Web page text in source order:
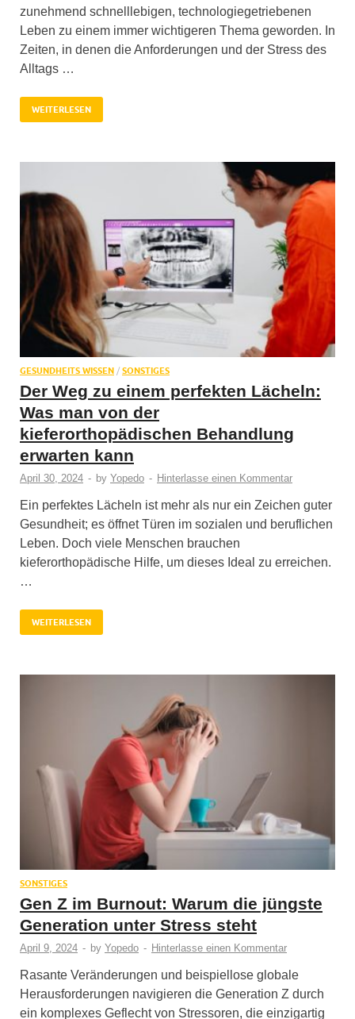
zunehmend schnelllebigen, technologiegetriebenen
Leben zu einem immer wichtigeren Thema geworden. In
Zeiten, in denen die Anforderungen und der Stress des
Alltags …
WEITERLESEN
GESUNDHEITS WISSEN / SONSTIGES
Der Weg zu einem perfekten Lächeln:
Was man von der
kieferorthopädischen Behandlung
erwarten kann
April 30, 2024 - by Yopedo - Hinterlasse einen Kommentar
Ein perfektes Lächeln ist mehr als nur ein Zeichen guter
Gesundheit; es öffnet Türen im sozialen und beruflichen
Leben. Doch viele Menschen brauchen
kieferorthopädische Hilfe, um dieses Ideal zu erreichen.
…
WEITERLESEN
SONSTIGES
Gen Z im Burnout: Warum die jüngste
Generation unter Stress steht
April 9, 2024 - by Yopedo - Hinterlasse einen Kommentar
Rasante Veränderungen und beispiellose globale
Herausforderungen navigieren die Generation Z durch
ein komplexes Geflecht von Stressoren, die einzigartig